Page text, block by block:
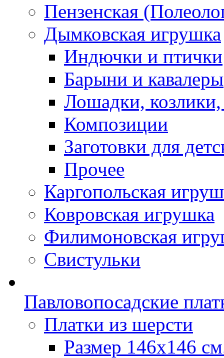
Пензенская
Дымковская игрушка
Индючки и птички
Барыни и кавалеры
Лошадки,
Композиции
Заготовки для
Прочее
Каргопольская
Ковровская игрушка
Филимоновская
Свистульки
Павловопосадские
Платки из шерсти
Размер 146х146